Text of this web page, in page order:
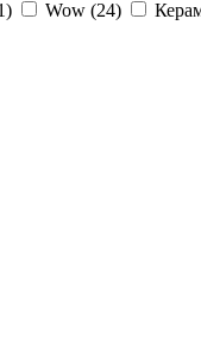
) Wow (24)